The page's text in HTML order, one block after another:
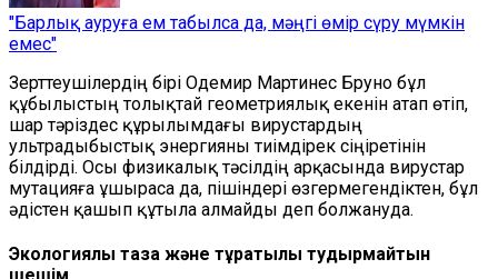
"Барлық ауруға ем табылса да, мәңгі өмір сүру мүмкін
емес"
Зерттеушілердің бірі Одемир Мартинес Бруно бұл
құбылыстың толықтай геометриялық екенін атап өтіп,
шар тәріздес құрылымдағы вирустардың
ультрадыбыстық энергияны тиімдірек сіңіретінін
білдірді. Осы физикалық тәсілдің арқасында вирустар
мутацияға ұшыраса да, пішіндері өзгермегендіктен, бұл
әдістен қашып құтыла алмайды деп болжануда.
Экологиялық таза және тұрақтылық тудырмайтын